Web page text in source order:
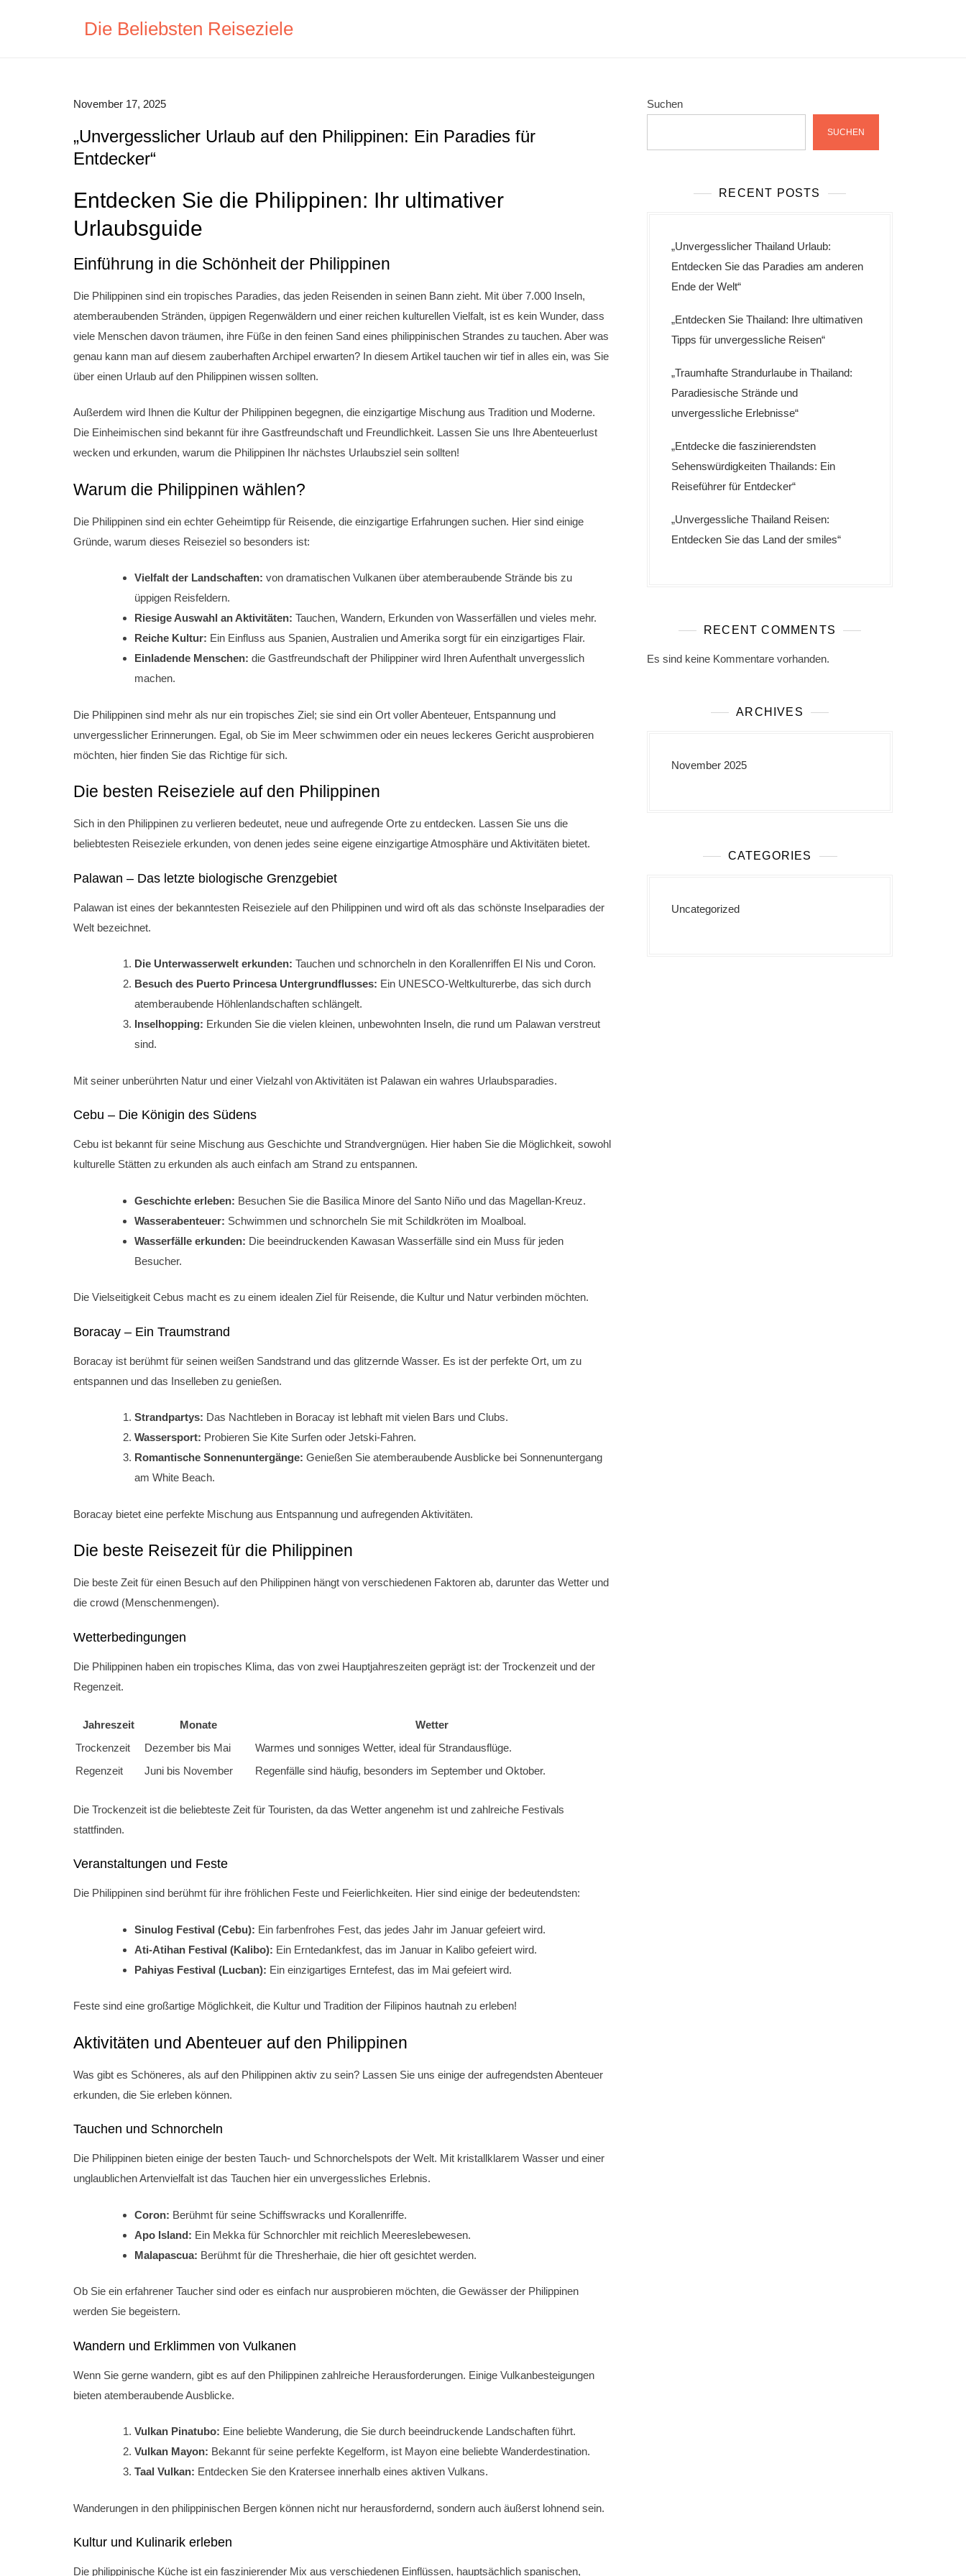
Die Beliebsten Reiseziele
November 17, 2025
„Unvergesslicher Urlaub auf den Philippinen: Ein Paradies für
Entdecker“
Entdecken Sie die Philippinen: Ihr ultimativer
Urlaubsguide
Einführung in die Schönheit der Philippinen
Die Philippinen sind ein tropisches Paradies, das jeden Reisenden in seinen Bann zieht. Mit über 7.000 Inseln,
atemberaubenden Stränden, üppigen Regenwäldern und einer reichen kulturellen Vielfalt, ist es kein Wunder, dass
viele Menschen davon träumen, ihre Füße in den feinen Sand eines philippinischen Strandes zu tauchen. Aber was
genau kann man auf diesem zauberhaften Archipel erwarten? In diesem Artikel tauchen wir tief in alles ein, was Sie
über einen Urlaub auf den Philippinen wissen sollten.
Außerdem wird Ihnen die Kultur der Philippinen begegnen, die einzigartige Mischung aus Tradition und Moderne.
Die Einheimischen sind bekannt für ihre Gastfreundschaft und Freundlichkeit. Lassen Sie uns Ihre Abenteuerlust
wecken und erkunden, warum die Philippinen Ihr nächstes Urlaubsziel sein sollten!
Warum die Philippinen wählen?
Die Philippinen sind ein echter Geheimtipp für Reisende, die einzigartige Erfahrungen suchen. Hier sind einige
Gründe, warum dieses Reiseziel so besonders ist:
Vielfalt der Landschaften: von dramatischen Vulkanen über atemberaubende Strände bis zu
üppigen Reisfeldern.
Riesige Auswahl an Aktivitäten: Tauchen, Wandern, Erkunden von Wasserfällen und vieles mehr.
Reiche Kultur: Ein Einfluss aus Spanien, Australien und Amerika sorgt für ein einzigartiges Flair.
Einladende Menschen: die Gastfreundschaft der Philippiner wird Ihren Aufenthalt unvergesslich
machen.
Die Philippinen sind mehr als nur ein tropisches Ziel; sie sind ein Ort voller Abenteuer, Entspannung und
unvergesslicher Erinnerungen. Egal, ob Sie im Meer schwimmen oder ein neues leckeres Gericht ausprobieren
möchten, hier finden Sie das Richtige für sich.
Die besten Reiseziele auf den Philippinen
Sich in den Philippinen zu verlieren bedeutet, neue und aufregende Orte zu entdecken. Lassen Sie uns die
beliebtesten Reiseziele erkunden, von denen jedes seine eigene einzigartige Atmosphäre und Aktivitäten bietet.
Palawan – Das letzte biologische Grenzgebiet
Palawan ist eines der bekanntesten Reiseziele auf den Philippinen und wird oft als das schönste Inselparadies der
Welt bezeichnet.
Die Unterwasserwelt erkunden: Tauchen und schnorcheln in den Korallenriffen El Nis und Coron.
Besuch des Puerto Princesa Untergrundflusses: Ein UNESCO-Weltkulturerbe, das sich durch
atemberaubende Höhlenlandschaften schlängelt.
Inselhopping: Erkunden Sie die vielen kleinen, unbewohnten Inseln, die rund um Palawan verstreut
sind.
Mit seiner unberührten Natur und einer Vielzahl von Aktivitäten ist Palawan ein wahres Urlaubsparadies.
Cebu – Die Königin des Südens
Cebu ist bekannt für seine Mischung aus Geschichte und Strandvergnügen. Hier haben Sie die Möglichkeit, sowohl
kulturelle Stätten zu erkunden als auch einfach am Strand zu entspannen.
Geschichte erleben: Besuchen Sie die Basilica Minore del Santo Niño und das Magellan-Kreuz.
Wasserabenteuer: Schwimmen und schnorcheln Sie mit Schildkröten im Moalboal.
Wasserfälle erkunden: Die beeindruckenden Kawasan Wasserfälle sind ein Muss für jeden
Besucher.
Die Vielseitigkeit Cebus macht es zu einem idealen Ziel für Reisende, die Kultur und Natur verbinden möchten.
Boracay – Ein Traumstrand
Boracay ist berühmt für seinen weißen Sandstrand und das glitzernde Wasser. Es ist der perfekte Ort, um zu
entspannen und das Inselleben zu genießen.
Strandpartys: Das Nachtleben in Boracay ist lebhaft mit vielen Bars und Clubs.
Wassersport: Probieren Sie Kite Surfen oder Jetski-Fahren.
Romantische Sonnenuntergänge: Genießen Sie atemberaubende Ausblicke bei Sonnenuntergang
am White Beach.
Boracay bietet eine perfekte Mischung aus Entspannung und aufregenden Aktivitäten.
Die beste Reisezeit für die Philippinen
Die beste Zeit für einen Besuch auf den Philippinen hängt von verschiedenen Faktoren ab, darunter das Wetter und
die crowd (Menschenmengen).
Wetterbedingungen
Die Philippinen haben ein tropisches Klima, das von zwei Hauptjahreszeiten geprägt ist: der Trockenzeit und der
Regenzeit.
Jahreszeit Monate
Wetter
Trockenzeit
Dezember bis Mai
Warmes und sonniges Wetter, ideal für Strandausflüge.
Regenzeit
Juni bis November Regenfälle sind häufig, besonders im September und Oktober.
Die Trockenzeit ist die beliebteste Zeit für Touristen, da das Wetter angenehm ist und zahlreiche Festivals
stattfinden.
Veranstaltungen und Feste
Die Philippinen sind berühmt für ihre fröhlichen Feste und Feierlichkeiten. Hier sind einige der bedeutendsten:
Sinulog Festival (Cebu): Ein farbenfrohes Fest, das jedes Jahr im Januar gefeiert wird.
Ati-Atihan Festival (Kalibo): Ein Erntedankfest, das im Januar in Kalibo gefeiert wird.
Pahiyas Festival (Lucban): Ein einzigartiges Erntefest, das im Mai gefeiert wird.
Feste sind eine großartige Möglichkeit, die Kultur und Tradition der Filipinos hautnah zu erleben!
Aktivitäten und Abenteuer auf den Philippinen
Was gibt es Schöneres, als auf den Philippinen aktiv zu sein? Lassen Sie uns einige der aufregendsten Abenteuer
erkunden, die Sie erleben können.
Tauchen und Schnorcheln
Die Philippinen bieten einige der besten Tauch- und Schnorchelspots der Welt. Mit kristallklarem Wasser und einer
unglaublichen Artenvielfalt ist das Tauchen hier ein unvergessliches Erlebnis.
Coron: Berühmt für seine Schiffswracks und Korallenriffe.
Apo Island: Ein Mekka für Schnorchler mit reichlich Meereslebewesen.
Malapascua: Berühmt für die Thresherhaie, die hier oft gesichtet werden.
Ob Sie ein erfahrener Taucher sind oder es einfach nur ausprobieren möchten, die Gewässer der Philippinen
werden Sie begeistern.
Wandern und Erklimmen von Vulkanen
Wenn Sie gerne wandern, gibt es auf den Philippinen zahlreiche Herausforderungen. Einige Vulkanbesteigungen
bieten atemberaubende Ausblicke.
Vulkan Pinatubo: Eine beliebte Wanderung, die Sie durch beeindruckende Landschaften führt.
Vulkan Mayon: Bekannt für seine perfekte Kegelform, ist Mayon eine beliebte Wanderdestination.
Taal Vulkan: Entdecken Sie den Kratersee innerhalb eines aktiven Vulkans.
Wanderungen in den philippinischen Bergen können nicht nur herausfordernd, sondern auch äußerst lohnend sein.
Kultur und Kulinarik erleben
Die philippinische Küche ist ein faszinierender Mix aus verschiedenen Einflüssen, hauptsächlich spanischen,
Suchen
SUCHEN
RECENT POSTS
„Unvergesslicher Thailand Urlaub:
Entdecken Sie das Paradies am anderen
Ende der Welt“
„Entdecken Sie Thailand: Ihre ultimativen
Tipps für unvergessliche Reisen“
„Traumhafte Strandurlaube in Thailand:
Paradiesische Strände und
unvergessliche Erlebnisse“
„Entdecke die faszinierendsten
Sehenswürdigkeiten Thailands: Ein
Reiseführer für Entdecker“
„Unvergessliche Thailand Reisen:
Entdecken Sie das Land der smiles“
RECENT COMMENTS
Es sind keine Kommentare vorhanden.
ARCHIVES
November 2025
CATEGORIES
Uncategorized